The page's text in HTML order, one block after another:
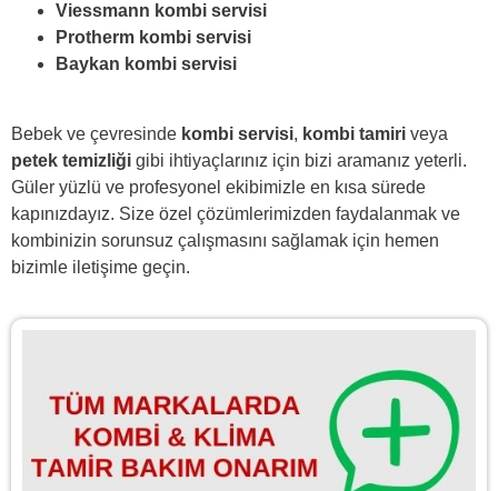
Viessmann kombi servisi
Protherm kombi servisi
Baykan kombi servisi
Bebek ve çevresinde kombi servisi, kombi tamiri veya
petek temizliği gibi ihtiyaçlarınız için bizi aramanız yeterli.
Güler yüzlü ve profesyonel ekibimizle en kısa sürede
kapınızdayız. Size özel çözümlerimizden faydalanmak ve
kombinizin sorunsuz çalışmasını sağlamak için hemen
bizimle iletişime geçin.